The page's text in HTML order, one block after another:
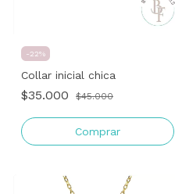
-22%
Collar inicial chica
$35.000 $45.000
Comprar